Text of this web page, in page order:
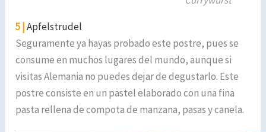
5 |Apfelstrudel
Seguramente ya hayas probado este postre, pues se
consume en muchos lugares del mundo, aunque si
visitas Alemania no puedes dejar de degustarlo. Este
postre consiste en un pastel elaborado con una fina
pasta rellena de compota de manzana, pasas y canela.